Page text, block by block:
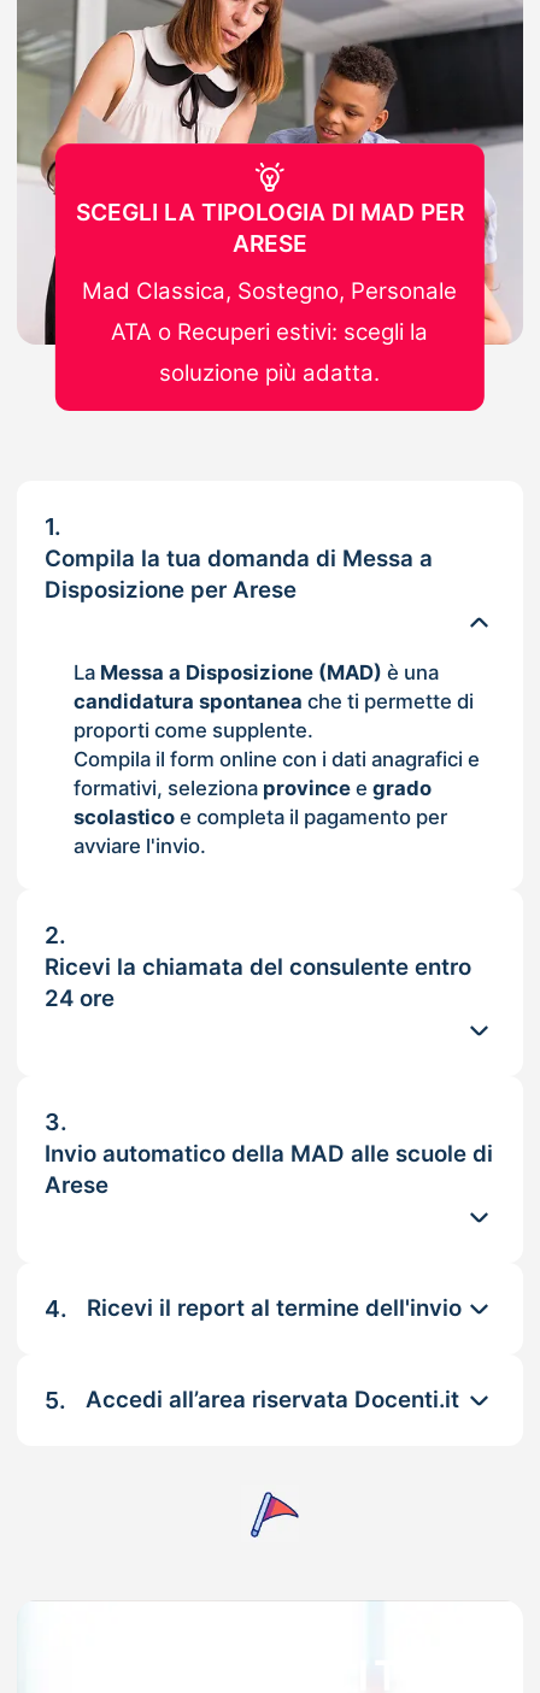
1.
Compila la tua domanda di Messa a
Disposizione per Arese
La Messa a Disposizione (MAD) è una
candidatura spontanea che ti permette di
proporti come supplente.
Compila il form online con i dati anagrafici e
formativi, seleziona provincee grado
scolasticoe completa il pagamento per
avviare l'invio.
2.
Ricevi la chiamata del consulente entro
24 ore
3.
Invio automatico della MAD alle scuole di
Arese
4. Ricevi il report al termine dell'invio
5. Accedi all’area riservata Docenti.it
SCEGLI LA TIPOLOGIA DI MAD PER
ARESE
Mad Classica, Sostegno, Personale
ATA o Recuperi estivi: scegli la
soluzione più adatta.